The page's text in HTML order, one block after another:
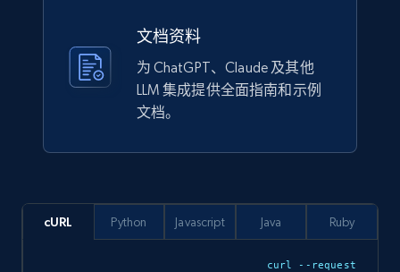
URL, Title, Rating, Reviews, Initial price, Final
price, Currency, Stock, and more.
文档资料
为 ChatGPT、Claude 及其他
LLM 集成提供全面指南和示例
文档。
cURL
curl --request
Python Javascript Java Ruby